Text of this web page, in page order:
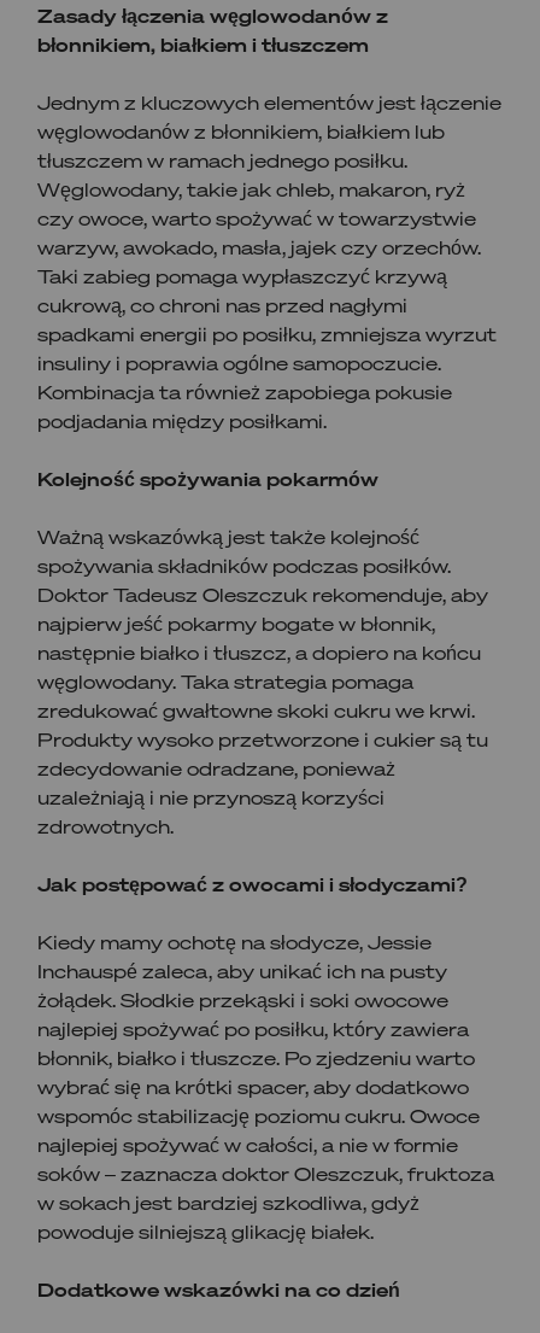
Zasady łączenia węglowodanów z
błonnikiem, białkiem i tłuszczem
Jednym z kluczowych elementów jest łączenie
węglowodanów z błonnikiem, białkiem lub
tłuszczem w ramach jednego posiłku.
Węglowodany, takie jak chleb, makaron, ryż
czy owoce, warto spożywać w towarzystwie
warzyw, awokado, masła, jajek czy orzechów.
Taki zabieg pomaga wypłaszczyć krzywą
cukrową, co chroni nas przed nagłymi
spadkami energii po posiłku, zmniejsza wyrzut
insuliny i poprawia ogólne samopoczucie.
Kombinacja ta również zapobiega pokusie
podjadania między posiłkami.
Kolejność spożywania pokarmów
Ważną wskazówką jest także kolejność
spożywania składników podczas posiłków.
Doktor Tadeusz Oleszczuk rekomenduje, aby
najpierw jeść pokarmy bogate w błonnik,
następnie białko i tłuszcz, a dopiero na końcu
węglowodany. Taka strategia pomaga
zredukować gwałtowne skoki cukru we krwi.
Produkty wysoko przetworzone i cukier są tu
zdecydowanie odradzane, ponieważ
uzależniają i nie przynoszą korzyści
zdrowotnych.
Jak postępować z owocami i słodyczami?
Kiedy mamy ochotę na słodycze, Jessie
Inchauspé zaleca, aby unikać ich na pusty
żołądek. Słodkie przekąski i soki owocowe
najlepiej spożywać po posiłku, który zawiera
błonnik, białko i tłuszcze. Po zjedzeniu warto
wybrać się na krótki spacer, aby dodatkowo
wspomóc stabilizację poziomu cukru. Owoce
najlepiej spożywać w całości, a nie w formie
soków – zaznacza doktor Oleszczuk, fruktoza
w sokach jest bardziej szkodliwa, gdyż
powoduje silniejszą glikację białek.
Dodatkowe wskazówki na co dzień